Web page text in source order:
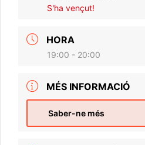
S'ha vençut!
HORA
19:00 - 20:00
MÉS INFORMACIÓ
Saber-ne més